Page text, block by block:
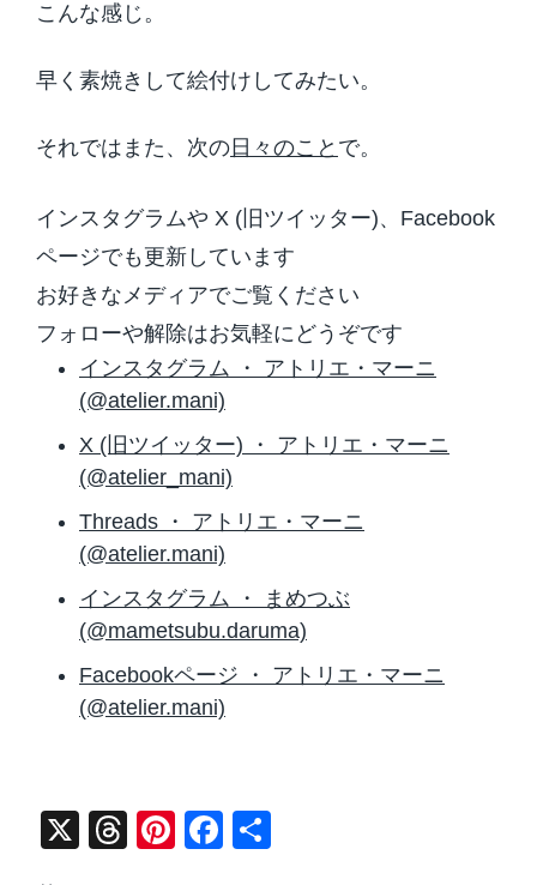
こんな感じ。
早く素焼きして絵付けしてみたい。
それではまた、次の日々のこと で。
インスタグラムや X (旧ツイッター)、Facebook
ページでも更新しています
お好きなメディアでご覧ください
フォローや解除はお気軽にどうぞです
インスタグラム ・ アトリエ・マーニ
(@atelier.mani)
X (旧ツイッター) ・ アトリエ・マーニ
(@atelier_mani)
Threads ・ アトリエ・マーニ
(@atelier.mani)
インスタグラム ・ まめつぶ
(@mametsubu.daruma)
Facebookページ ・ アトリエ・マーニ
(@atelier.mani)
X
T
Pi
F